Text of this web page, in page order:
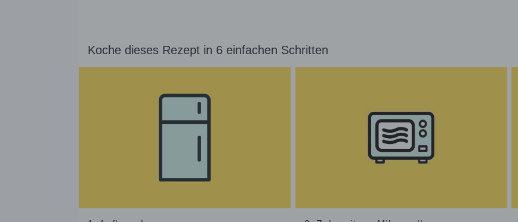
Koche dieses Rezept in 6 einfachen Schritten